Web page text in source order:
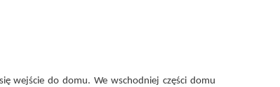
wejście do domu. We wschodniej części domu